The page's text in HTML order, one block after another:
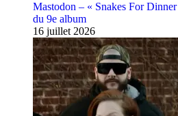
Mastodon – « Snakes For
du 9e album
16 juillet 2026